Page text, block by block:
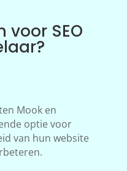
voor SEO
Mook en
optie voor
van hun website